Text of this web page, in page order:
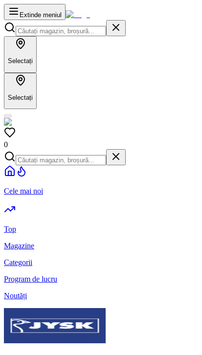
Extinde meniul
Selectați
Selectați
0
Cele mai noi
Top
Magazine
Categorii
Program de lucru
Noutăți